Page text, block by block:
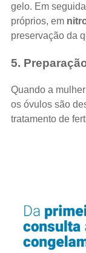
gelo. Em
próprios, em
preservação da
5.
Quando a
os óvulos são
tratamento de